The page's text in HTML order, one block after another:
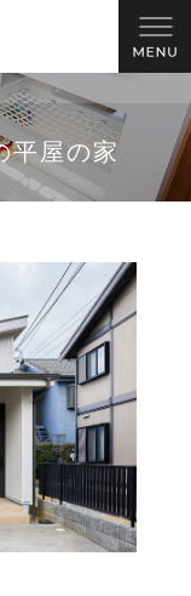
平屋の家
築戸建てやリフォームのこと
フォームならお任せ